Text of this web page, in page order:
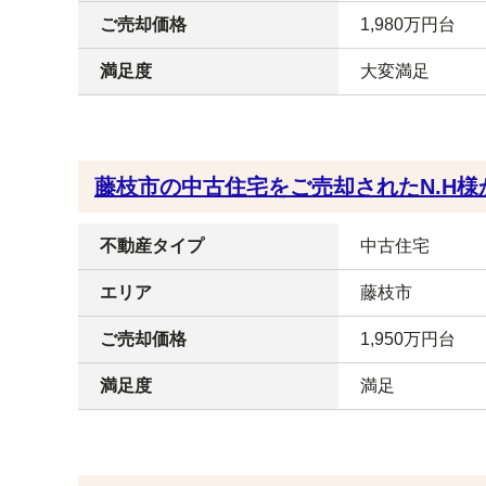
ご売却価格 1,980万円台
満足度 大変満足
藤枝市の中古住宅をご売却されたN.H様
不動産タイプ 中古住宅
エリア 藤枝市
ご売却価格 1,950万円台
満足度 満足